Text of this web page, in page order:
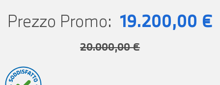
Prezzo Promo: 19.200,00 €
20.000,00 €